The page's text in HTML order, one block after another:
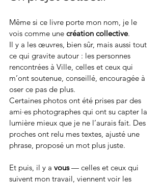
Même si ce livre porte mon nom, je le
vois comme une création collective.
Il y a les œuvres, bien sûr, mais aussi tout
ce qui gravite autour : les personnes
rencontrées à Ville, celles et ceux qui
m’ont soutenue, conseillé, encouragée à
oser ce pas de plus.
Certaines photos ont été prises par des
ami·es photographes qui ont su capter la
lumière mieux que je ne l’aurais fait. Des
proches ont relu mes textes, ajusté une
phrase, proposé un mot plus juste.
Et puis, il y a vous — celles et ceux qui
suivent mon travail, viennent voir les